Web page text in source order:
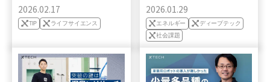
2026.02.17
TIP ライフサイエンス
2026.01.29
エネルギー
ディープテック
社会課題